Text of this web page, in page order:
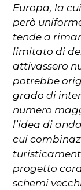
Europa, la
però
tende a
limitato di
attivassero
potrebbe
grado di
numero
l’idea di
cui
progetto
schemi